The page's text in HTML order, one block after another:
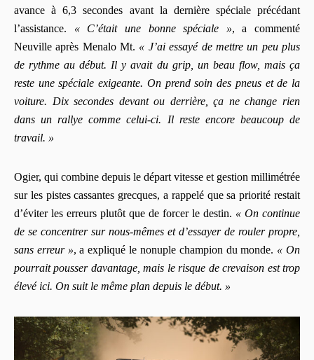
avance à 6,3 secondes avant la dernière spéciale précédant
l’assistance. « C’était une bonne spéciale », a commenté
Neuville après Menalo Mt. « J’ai essayé de mettre un peu plus
de rythme au début. Il y avait du grip, un beau flow, mais ça
reste une spéciale exigeante. On prend soin des pneus et de la
voiture. Dix secondes devant ou derrière, ça ne change rien
dans un rallye comme celui‑ci. Il reste encore beaucoup de
travail. »
Ogier, qui combine depuis le départ vitesse et gestion millimétrée
sur les pistes cassantes grecques, a rappelé que sa priorité restait
d’éviter les erreurs plutôt que de forcer le destin. « On continue
de se concentrer sur nous‑mêmes et d’essayer de rouler propre,
sans erreur », a expliqué le nonuple champion du monde. « On
pourrait pousser davantage, mais le risque de crevaison est trop
élevé ici. On suit le même plan depuis le début. »